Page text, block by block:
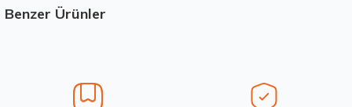
Görüş ve önerileriniz için teşekkür ederiz.
Ürün bilgilerinde hatalar bulunuyor.
Benzer Ürünler